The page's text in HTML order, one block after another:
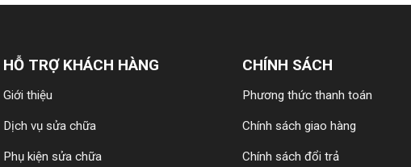
13.990.000 ₫.
là:
4.590.000 ₫.
HỖ TRỢ KHÁCH HÀNG
Giới thiệu
Dịch vụ sửa chữa
Phụ kiện sửa chữa
CHÍNH SÁCH
Phương thức thanh toán
Chính sách giao hàng
Chính sách đổi trả